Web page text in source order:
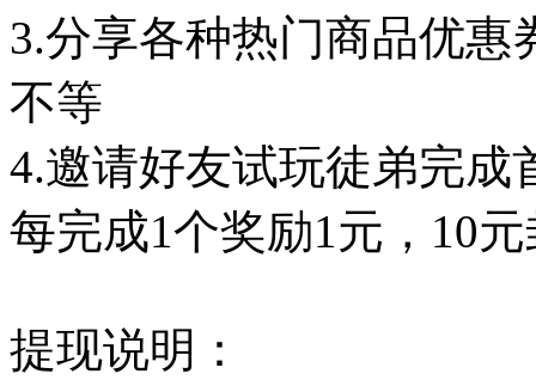
3.分享各种热门商品优
不等
4.邀请好友试玩徒弟完成
每完成1个奖励1元，10
提现说明：